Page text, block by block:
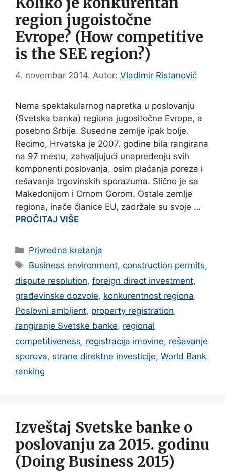
region jugoistočne
Evrope? (How competitive
is the SEE region?)
4. novembar 2014. Autor: Vladimir Ristanović
Nema spektakularnog napretka u poslovanju
(Svetska banka) regiona jugositočne Evrope, a
posebno Srbije. Susedne zemlje ipak bolje.
Recimo, Hrvatska je 2007. godine bila rangirana
na 97 mestu, zahvaljujući unapređenju svih
komponenti poslovanja, osim plaćanja poreza i
rešavanja trgovinskih sporazuma. Slično je sa
Makedonijom i Crnom Gorom. Ostale zemlje
regiona, inače članice EU, zadržale su svoje …
PROČITAJ VIŠE
Categories
Privredna kretanja
Tags
Business environment,construction permits,
dispute resolution, foreign direct investment,
građevinske dozvole, konkurentnost regiona,
Poslovni ambijent, property registration,
rangiranje Svetske banke, regional
competitiveness, registracija imovine, rešavanje
sporova, strane direktne investicije, World Bank
ranking
Izveštaj Svetske banke o
poslovanju za 2015. godinu
(Doing Business 2015)